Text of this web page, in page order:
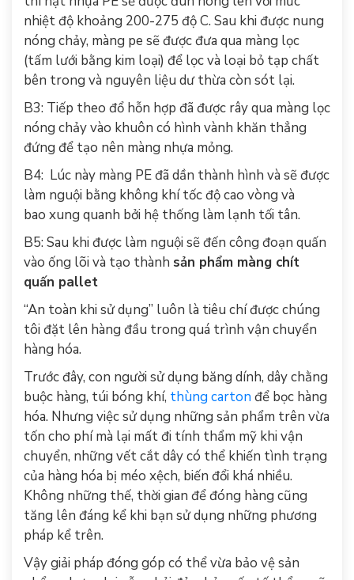
nhiệt độ khoảng 200-275 độ C. Sau khi được nung
nóng chảy, màng pe sẽ được đưa qua màng lọc
(tấm lưới bằng kim loại) để lọc và loại bỏ tạp chất
bên trong và nguyên liệu dư thừa còn sót lại.
B3: Tiếp theo đổ hỗn hợp đã được rây qua màng lọc
nóng chảy vào khuôn có hình vành khăn thẳng
đứng để tạo nên màng nhựa mỏng.
B4: Lúc này màng PE đã dần thành hình và sẽ được
làm nguội bằng không khí tốc độ cao vòng và
bao xung quanh bởi hệ thống làm lạnh tối tân.
B5: Sau khi được làm nguội sẽ đến công đoạn quấn
vào ống lõi và tạo thành sản phẩm màng chít
quấn pallet
“An toàn khi sử dụng” luôn là tiêu chí được chúng
tôi đặt lên hàng đầu trong quá trình vận chuyển
hàng hóa.
Trước đây, con người sử dụng băng dính, dây chằng
buộc hàng, túi bóng khí, thùng cartonđể bọc hàng
hóa. Nhưng việc sử dụng những sản phẩm trên vừa
tốn cho phí mà lại mất đi tính thẩm mỹ khi vận
chuyển, những vết cắt dây có thể khiến tình trạng
của hàng hóa bị méo xệch, biến đổi khá nhiều.
Không những thế, thời gian để đóng hàng cũng
tăng lên đáng kể khi bạn sử dụng những phương
pháp kể trên.
Vậy giải pháp đóng góp có thể vừa bảo vệ sản